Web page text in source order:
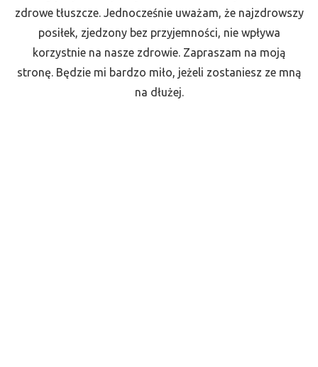
zdrowe tłuszcze. Jednocześnie uważam, że najzdrowszy
posiłek, zjedzony bez przyjemności, nie wpływa
korzystnie na nasze zdrowie. Zapraszam na moją
stronę. Będzie mi bardzo miło, jeżeli zostaniesz ze mną
na dłużej.